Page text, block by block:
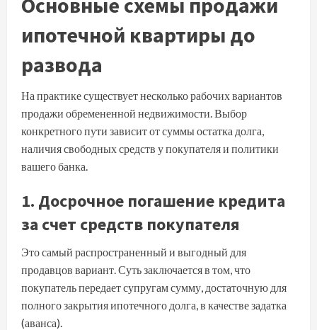
ипотечной квартиры до
развода
На практике существует несколько рабочих вариантов
продажи обремененной недвижимости. Выбор
конкретного пути зависит от суммы остатка долга,
наличия свободных средств у покупателя и политики
вашего банка.
1. Досрочное погашение кредита
за счет средств покупателя
Это самый распространенный и выгодный для
продавцов вариант. Суть заключается в том, что
покупатель передает супругам сумму, достаточную для
полного закрытия ипотечного долга, в качестве задатка
(аванса).